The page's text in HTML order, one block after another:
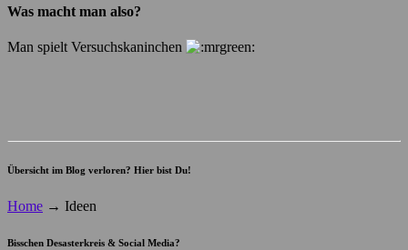
Was macht man also?
Man spielt Versuchskaninchen
Übersicht im Blog verloren? Hier bist Du!
Home → Ideen
Bisschen Desasterkreis & Social Media?